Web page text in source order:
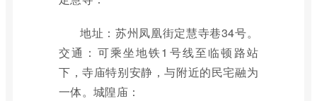
地址：苏州凤凰街定慧寺巷34号。
交通：可乘坐地铁1号线至临顿路站
下，寺庙特别安静，与附近的民宅融为
一体。城隍庙：